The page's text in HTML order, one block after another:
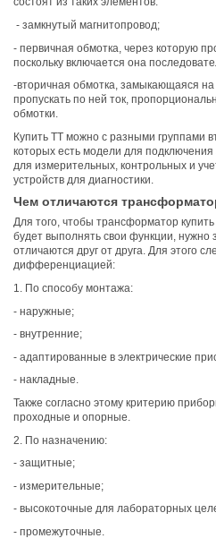
- замкнутый магнитопровод;
- первичная обмотка, через которую
поскольку включается она
-вторичная обмотка, замыкающаяся на
пропускать по ней ток,
обмотки.
Купить ТТ можно с разными группами
которых есть модели для
для измерительных, контрольных и
устройств для диагностики.
Чем отличаются
Для того, чтобы трансформатор
будет выполнять свои функции, нужно
отличаются друг от друга. Для этого
дифференциацией:
1. По способу монтажа:
- наружные;
- внутренние;
- адаптированные в электрические
- накладные.
Также согласно этому критерию
проходные и опорные.
2. По назначению:
- защитные;
- измерительные;
- высокоточные для лабораторных
- промежуточные.